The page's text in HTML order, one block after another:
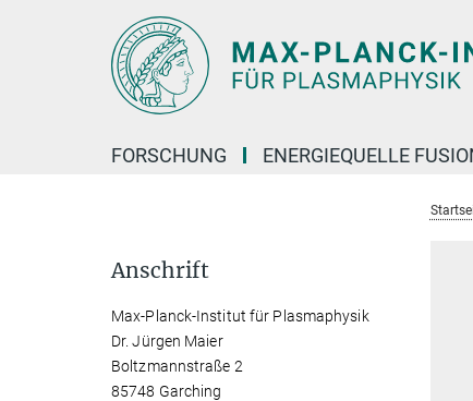
FORSCHUNG ENERGIEQUELLE
Anschrift
Max-Planck-Institut für Plasmaphysik
Dr. Jürgen Maier
Boltzmannstraße 2
85748 Garching